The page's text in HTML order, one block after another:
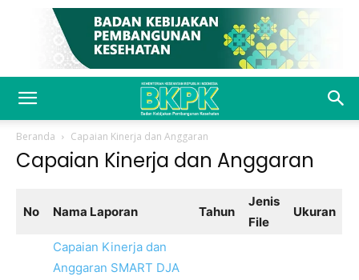
Beranda Capaian Kinerja dan Anggaran
Capaian Kinerja dan Anggaran
No Nama Laporan Tahun
Jenis
File
Ukuran
Capaian Kinerja dan
Anggaran SMART DJA